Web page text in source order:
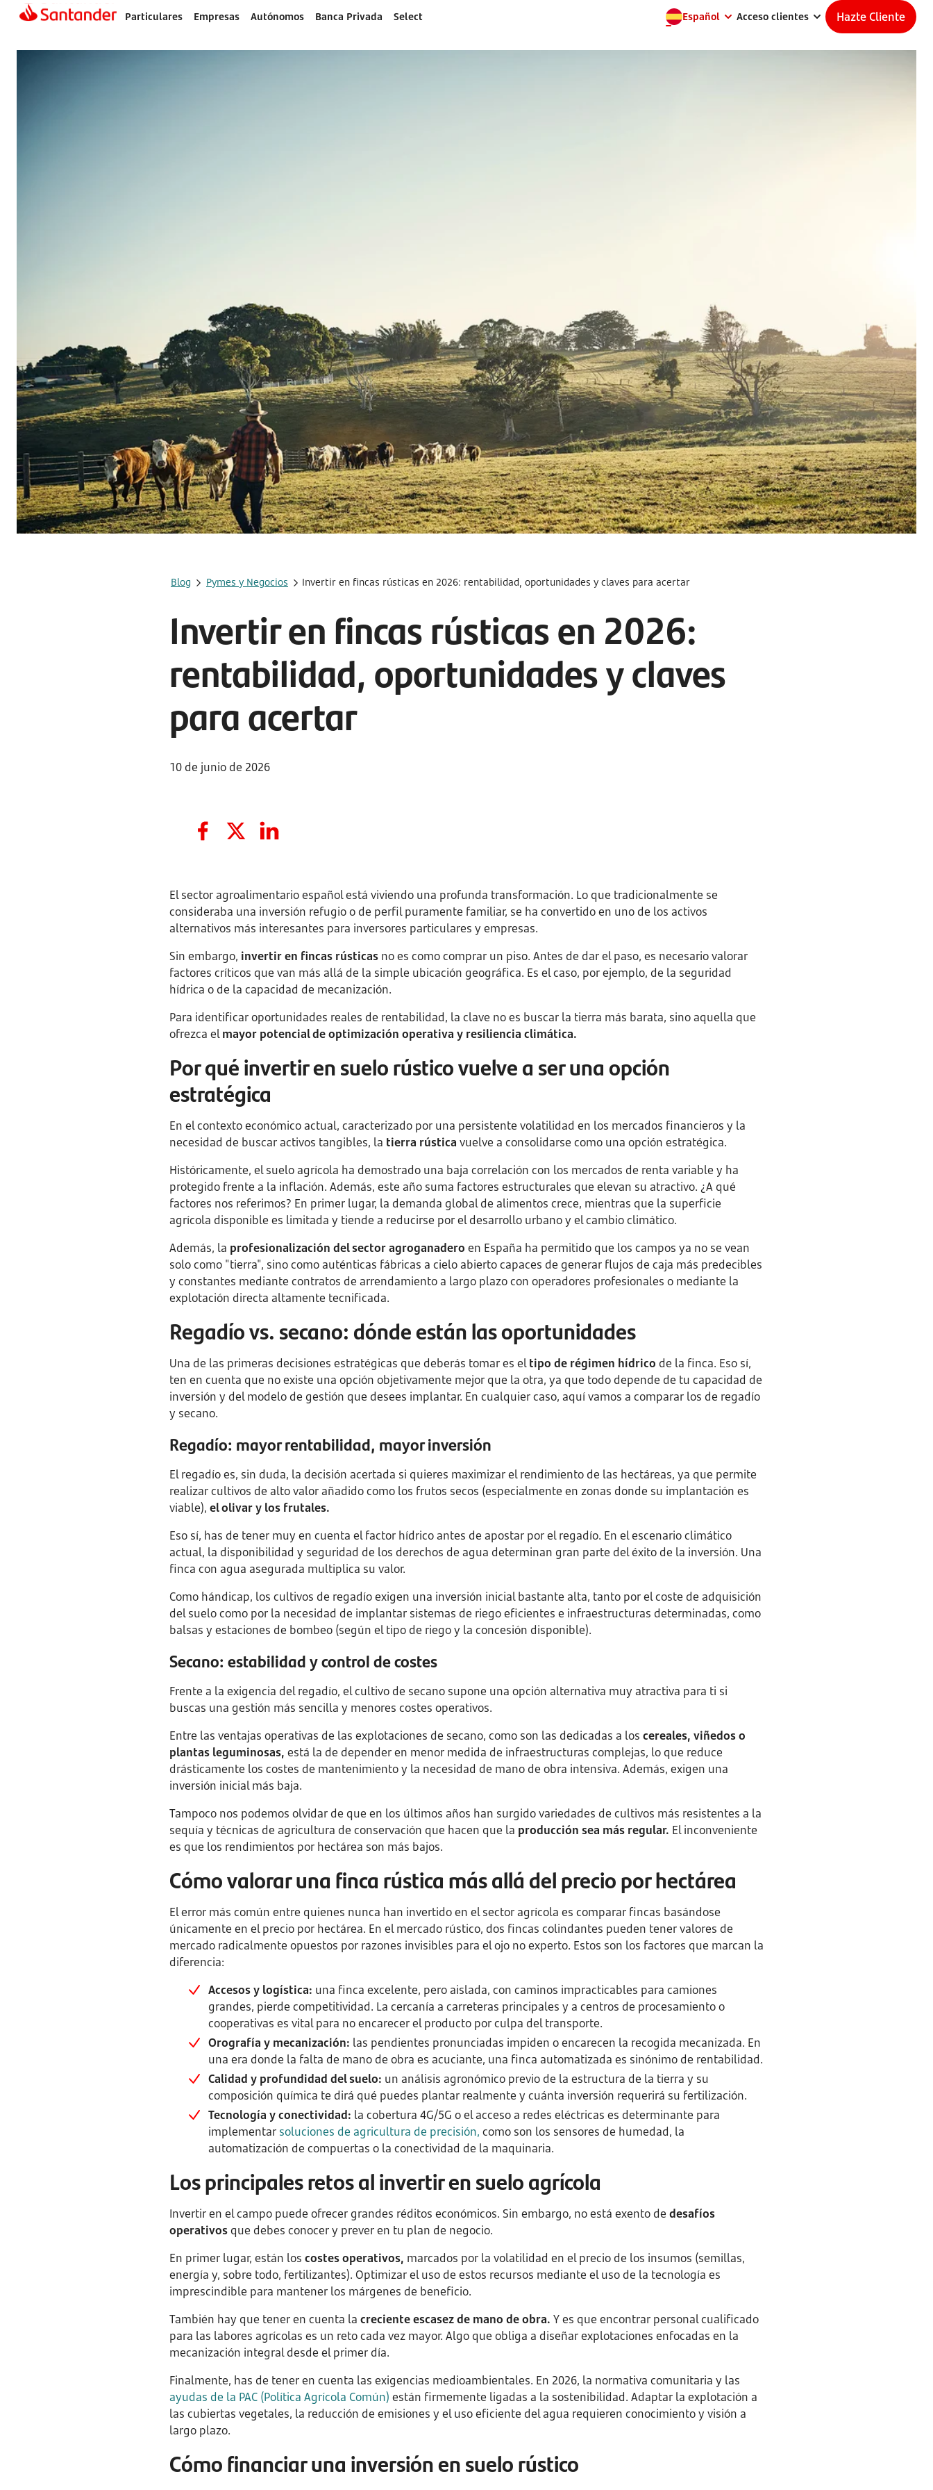
Particulares Empresas Autónomos Banca Privada Select Español Acceso clientes Hazte Cliente
Blog Pymes y Negocios Invertir en fincas rústicas en 2026: rentabilidad, oportunidades y claves para acertar
Invertir en fincas rústicas en 2026:
rentabilidad, oportunidades y claves
para acertar
10 de junio de 2026
El sector agroalimentario español está viviendo una profunda transformación. Lo que tradicionalmente se
consideraba una inversión refugio o de perfil puramente familiar, se ha convertido en uno de los activos
alternativos más interesantes para inversores particulares y empresas.
Sin embargo, invertir en fincas rústicas no es como comprar un piso. Antes de dar el paso, es necesario valorar
factores críticos que van más allá de la simple ubicación geográfica. Es el caso, por ejemplo, de la seguridad
hídrica o de la capacidad de mecanización.
Para identificar oportunidades reales de rentabilidad, la clave no es buscar la tierra más barata, sino aquella que
ofrezca elmayor potencial de optimización operativa y resiliencia climática.
Por qué invertir en suelo rústico vuelve a ser una opción
estratégica
En el contexto económico actual, caracterizado por una persistente volatilidad en los mercados financieros y la
necesidad de buscar activos tangibles, la tierra rústica vuelve a consolidarse como una opción estratégica.
Históricamente, el suelo agrícola ha demostrado una baja correlación con los mercados de renta variable y ha
protegido frente a la inflación. Además, este año suma factores estructurales que elevan su atractivo. ¿A qué
factores nos referimos? En primer lugar, la demanda global de alimentos crece, mientras que la superficie
agrícola disponible es limitada y tiende a reducirse por el desarrollo urbano y el cambio climático.
Además, la profesionalización del sector agroganadero en España ha permitido que los campos ya no se vean
solo como "tierra", sino como auténticas fábricas a cielo abierto capaces de generar flujos de caja más predecibles
y constantes mediante contratos de arrendamiento a largo plazo con operadores profesionales o mediante la
explotación directa altamente tecnificada.
Regadío vs. secano: dónde están las oportunidades
Una de las primeras decisiones estratégicas que deberás tomar es eltipo de régimen hídrico de la finca. Eso sí,
ten en cuenta que no existe una opción objetivamente mejor que la otra, ya que todo depende de tu capacidad de
inversión y del modelo de gestión que desees implantar. En cualquier caso, aquí vamos a comparar los de regadío
y secano.
Regadío: mayor rentabilidad, mayor inversión
El regadío es, sin duda, la decisión acertada si quieres maximizar el rendimiento de las hectáreas, ya que permite
realizar cultivos de alto valor añadido como los frutos secos (especialmente en zonas donde su implantación es
viable), el olivar y los frutales.
Eso sí, has de tener muy en cuenta el factor hídrico antes de apostar por el regadío. En el escenario climático
actual, la disponibilidad y seguridad de los derechos de agua determinan gran parte del éxito de la inversión. Una
finca con agua asegurada multiplica su valor.
Como hándicap, los cultivos de regadío exigen una inversión inicial bastante alta, tanto por el coste de adquisición
del suelo como por la necesidad de implantar sistemas de riego eficientes e infraestructuras determinadas, como
balsas y estaciones de bombeo (según el tipo de riego y la concesión disponible).
Secano: estabilidad y control de costes
Frente a la exigencia del regadío, el cultivo de secano supone una opción alternativa muy atractiva para ti si
buscas una gestión más sencilla y menores costes operativos.
Entre las ventajas operativas de las explotaciones de secano, como son las dedicadas a los cereales, viñedos o
plantas leguminosas, está la de depender en menor medida de infraestructuras complejas, lo que reduce
drásticamente los costes de mantenimiento y la necesidad de mano de obra intensiva. Además, exigen una
inversión inicial más baja.
Tampoco nos podemos olvidar de que en los últimos años han surgido variedades de cultivos más resistentes a la
sequía y técnicas de agricultura de conservación que hacen que la producción sea más regular. El inconveniente
es que los rendimientos por hectárea son más bajos.
Cómo valorar una finca rústica más allá del precio por hectárea
El error más común entre quienes nunca han invertido en el sector agrícola es comparar fincas basándose
únicamente en el precio por hectárea. En el mercado rústico, dos fincas colindantes pueden tener valores de
mercado radicalmente opuestos por razones invisibles para el ojo no experto. Estos son los factores que marcan la
diferencia:
Accesos y logística: una finca excelente, pero aislada, con caminos impracticables para camiones
grandes, pierde competitividad. La cercanía a carreteras principales y a centros de procesamiento o
cooperativas es vital para no encarecer el producto por culpa del transporte.
Orografía y mecanización: las pendientes pronunciadas impiden o encarecen la recogida mecanizada. En
una era donde la falta de mano de obra es acuciante, una finca automatizada es sinónimo de rentabilidad.
Calidad y profundidad del suelo: un análisis agronómico previo de la estructura de la tierra y su
composición química te dirá qué puedes plantar realmente y cuánta inversión requerirá su fertilización.
Tecnología y conectividad: la cobertura 4G/5G o el acceso a redes eléctricas es determinante para
implementar soluciones de agricultura de precisión, como son los sensores de humedad, la
automatización de compuertas o la conectividad de la maquinaria.
Los principales retos al invertir en suelo agrícola
Invertir en el campo puede ofrecer grandes réditos económicos. Sin embargo, no está exento de desafíos
operativos que debes conocer y prever en tu plan de negocio.
En primer lugar, están los costes operativos, marcados por la volatilidad en el precio de los insumos (semillas,
energía y, sobre todo, fertilizantes). Optimizar el uso de estos recursos mediante el uso de la tecnología es
imprescindible para mantener los márgenes de beneficio.
También hay que tener en cuenta la creciente escasez de mano de obra. Y es que encontrar personal cualificado
para las labores agrícolas es un reto cada vez mayor. Algo que obliga a diseñar explotaciones enfocadas en la
mecanización integral desde el primer día.
Finalmente, has de tener en cuenta las exigencias medioambientales. En 2026, la normativa comunitaria y las
ayudas de la PAC (Política Agrícola Común) están firmemente ligadas a la sostenibilidad. Adaptar la explotación a
las cubiertas vegetales, la reducción de emisiones y el uso eficiente del agua requieren conocimiento y visión a
largo plazo.
Cómo financiar una inversión en suelo rústico